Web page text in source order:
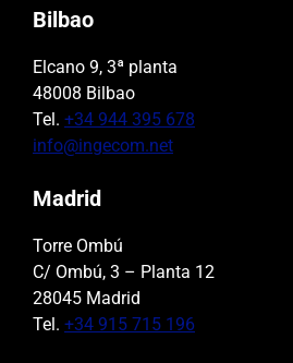
Bilbao
Elcano 9, 3ª planta
48008 Bilbao
Tel. +34 944 395 678
info@ingecom.net
Madrid
Torre Ombú
C/ Ombú, 3 – Planta 12
28045 Madrid
Tel. +34 915 715 196